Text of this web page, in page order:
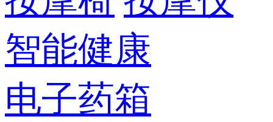
智能健康
电子药箱